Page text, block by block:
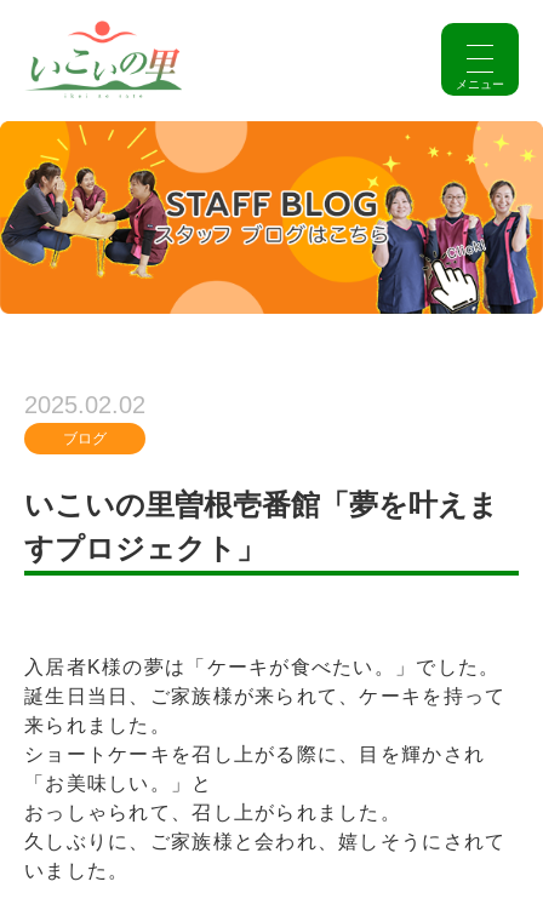
2025.02.02
ブログ
いこいの里曽根壱番館「夢を叶えま
すプロジェクト」
入居者K様の夢は「ケーキが食べたい。」でした。
誕生日当日、ご家族様が来られて、ケーキを持って
来られました。
ショートケーキを召し上がる際に、目を輝かされ
「お美味しい。」と
おっしゃられて、召し上がられました。
久しぶりに、ご家族様と会われ、嬉しそうにされて
いました。